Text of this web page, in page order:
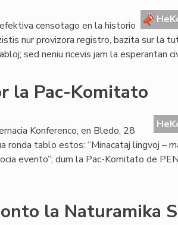
censotago en la historio
nur provizora registro, bazita sur la
sed neniu ricevis jam la esperantan
la Pac-Komitato
Konferenco, en Bledo, 28
tablo estos: “Minacataj lingvoj –
evento”; dum la Pac-Komitato de
la Naturamika